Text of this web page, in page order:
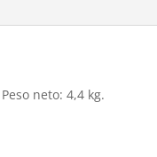
neto: 4,4 kg.